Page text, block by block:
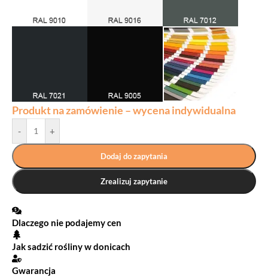
Produkt na zamówienie – wycena indywidualna
- +
Dodaj do zapytania
Zrealizuj zapytanie
Dlaczego nie podajemy cen
Jak sadzić rośliny w donicach
Gwarancja